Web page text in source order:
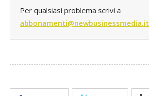
Per qualsiasi problema scrivi a
abbonamenti@newbusinessmedia.it